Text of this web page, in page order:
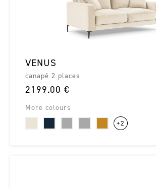
VENUS
canapé 2 places
2199.00 €
More colours
+2